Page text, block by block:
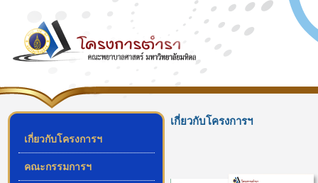
เกี่ยวกับโครงการฯ
คณะกรรมการฯ
เกี่ยวกับโครงการฯ